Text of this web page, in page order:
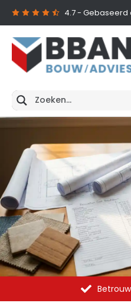
4.7- Gebaseerd
Al meer dan